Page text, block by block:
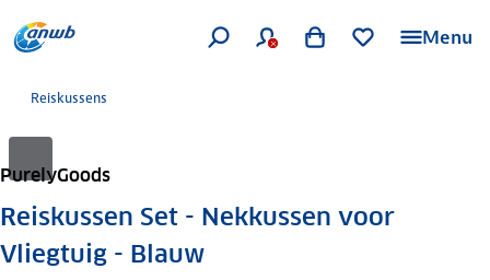
Menu
Reiskussens
PurelyGoods
Reiskussen Set - Nekkussen voor
Vliegtuig - Blauw